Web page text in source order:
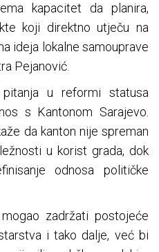
kapacitet da planira,
koji direktno utječu na
ideja lokalne samouprave
Pejanović.
u reformi statusa
s Kantonom Sarajevo.
da kanton nije spreman
u korist grada, dok
odnosa političke
zadržati postojeće
i tako dalje, već bi